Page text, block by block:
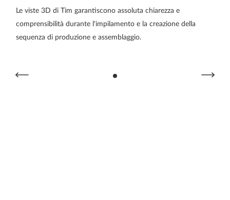
Le viste 3D di Tim garantiscono assoluta chiarezza e
comprensibilità durante l'impilamento e la creazione della
sequenza di produzione e assemblaggio.